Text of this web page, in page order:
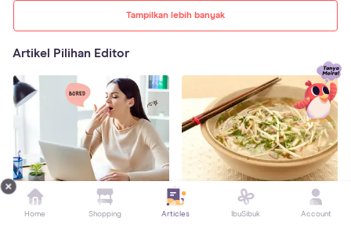
Tampilkan lebih banyak
Artikel Pilihan Editor
5 Cara Menghilangkan Rasa
Bosan di Kantor, Coba Lakukan
6 Manfaat Taoge untuk
Kesuburan Pria dan Wanita,
Home Shopping Articles IbuSibuk Account